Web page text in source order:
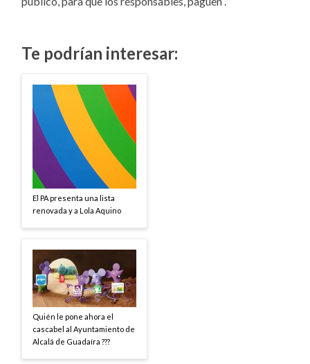
Te podrían interesar:
El PA presenta una lista
renovada y a Lola Aquino
Quién le pone ahora el
cascabel al Ayuntamiento de
Alcalá de Guadaíra ???